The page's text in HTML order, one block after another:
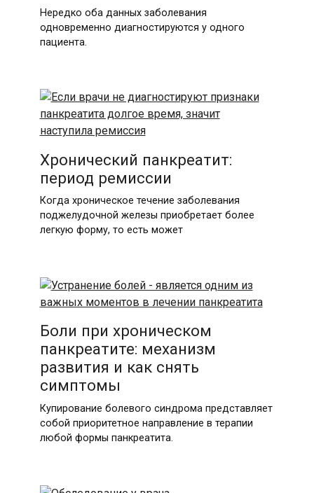
Нередко оба данных заболевания
одновременно диагностируются у одного
пациента.
Хронический панкреатит:
период ремиссии
Когда хроническое течение заболевания
поджелудочной железы приобретает более
легкую форму, то есть может
Боли при хроническом
панкреатите: механизм
развития и как снять
симптомы
Купирование болевого синдрома представляет
собой приоритетное направление в терапии
любой формы панкреатита.